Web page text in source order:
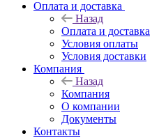
Оплата и доставка
Назад
Оплата и доставка
Условия оплаты
Условия доставки
Компания
Назад
Компания
О компании
Документы
Контакты